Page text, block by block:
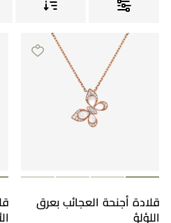
قلادة أجنحة العجائب بعرق
اللؤلؤ